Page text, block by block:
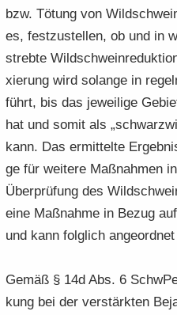
bzw. Tö­tung von
es, fest­zu­stel­len, ob und in
streb­te
xie­rung wird so­lan­ge in
führt, bis das je­wei­li­ge
hat und somit als
kann. Das er­mit­tel­te
ge für wei­te­re Maß­nah­men
Über­prü­fung des
eine Maß­nah­me in Bezug
und kann folg­lich
Gemäß § 14d Abs. 6
kung bei der ver­stärk­ten